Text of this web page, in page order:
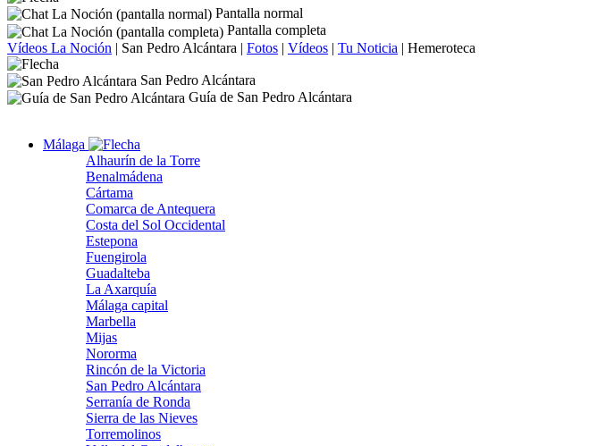
Pantalla normal
Pantalla completa
Vídeos La Noción | San Pedro Alcántara | Fotos | Vídeos | Tu Noticia | Hemeroteca
San Pedro Alcántara
Guía de San Pedro Alcántara
Málaga
Alhaurín de la Torre
Benalmádena
Cártama
Comarca de Antequera
Costa del Sol Occidental
Estepona
Fuengirola
Guadalteba
La Axarquía
Málaga capital
Marbella
Mijas
Nororma
Rincón de la Victoria
San Pedro Alcántara
Serranía de Ronda
Sierra de las Nieves
Torremolinos